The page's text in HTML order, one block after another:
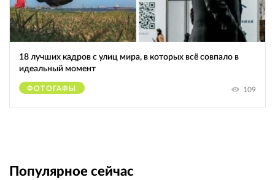
18 лучших кадров с улиц мира, в которых всё совпало в
идеальный момент
ФОТОГАФЫ 109
Популярное сейчас